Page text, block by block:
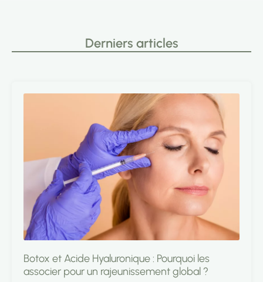
Derniers articles
Botox et Acide Hyaluronique : Pourquoi les
associer pour un rajeunissement global ?